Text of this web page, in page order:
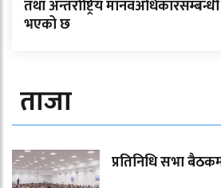
तथा अन्तर्राष्ट्रिय
भएको छ
ताजा
प्रतिनिधि सभा